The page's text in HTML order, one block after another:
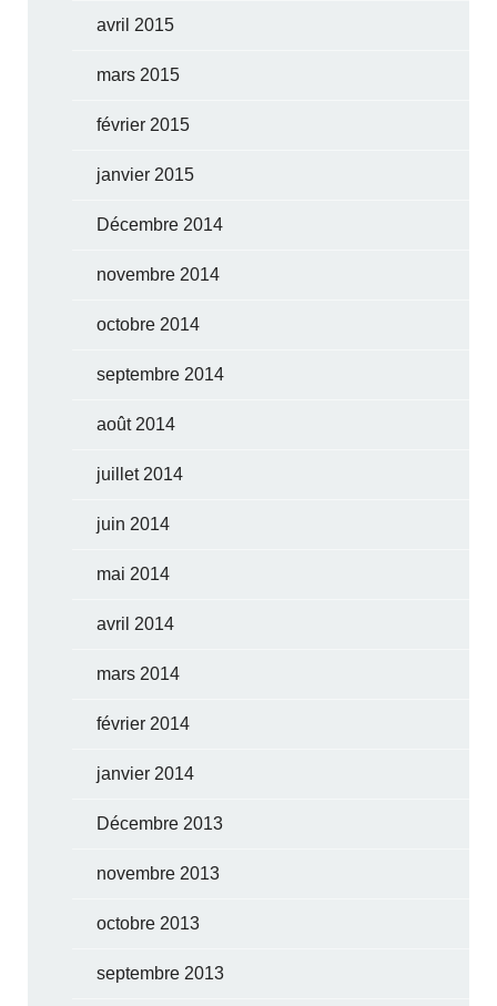
avril 2015
mars 2015
février 2015
janvier 2015
Décembre 2014
novembre 2014
octobre 2014
septembre 2014
août 2014
juillet 2014
juin 2014
mai 2014
avril 2014
mars 2014
février 2014
janvier 2014
Décembre 2013
novembre 2013
octobre 2013
septembre 2013